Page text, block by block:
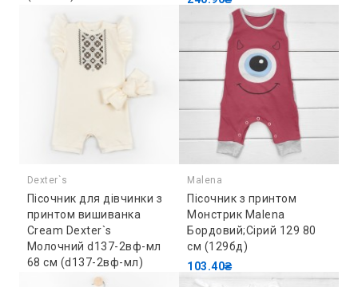
172.70₴
Dexter`s
Пісочник для дівчинки з
принтом вишиванка
Cream Dexter`s
Молочний d137-2вф-мл
68 см (d137-2вф-мл)
Malena
Пісочник з принтом
Монстрик Malena
Бордовий;Сірий 129 80
см (129бд)
103.40₴